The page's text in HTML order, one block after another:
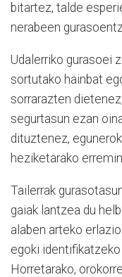
bitartez, talde
nerabeen
Udalerriko gurasoei
sortutako hainbat
sorrarazten
segurtasun ezan
dituztenez,
heziketarako
Tailerrak
gaiak lantzea du
alaben arteko
egoki
Horretarako,